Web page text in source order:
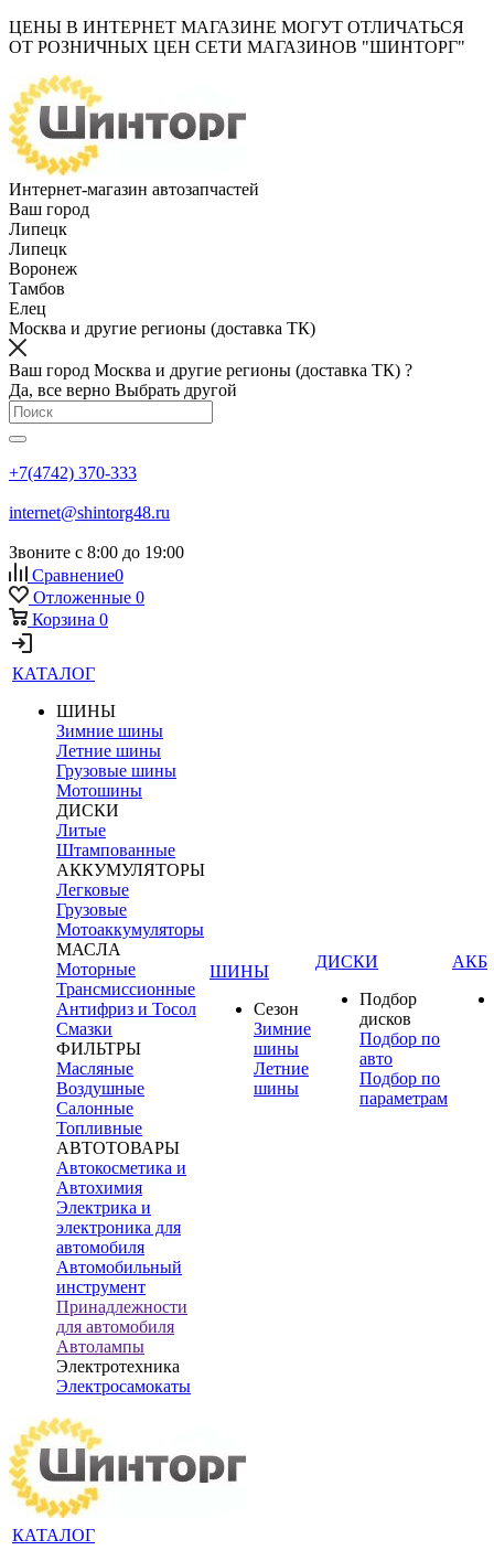
ЦЕНЫ В ИНТЕРНЕТ МАГАЗИНЕ МОГУТ ОТЛИЧАТЬСЯ
ОТ РОЗНИЧНЫХ ЦЕН СЕТИ МАГАЗИНОВ "ШИНТОРГ"
Интернет-магазин автозапчастей
Ваш город
Липецк
Липецк
Воронеж
Тамбов
Елец
Москва и другие регионы (доставка ТК)
Ваш город Москва и другие регионы (доставка ТК) ?
Да, все верно Выбрать другой
+7(4742) 370-333
internet@shintorg48.ru
Звоните с 8:00 до 19:00
Сравнение0
Отложенные 0
Корзина 0
КАТАЛОГ
ШИНЫ
Зимние шины
Летние шины
Грузовые шины
Мотошины
ДИСКИ
Литые
Штампованные
АККУМУЛЯТОРЫ
Легковые
Грузовые
Мотоаккумуляторы
МАСЛА
Моторные
Трансмиссионные
Антифриз и Тосол
Смазки
ФИЛЬТРЫ
Масляные
Воздушные
Салонные
Топливные
АВТОТОВАРЫ
Автокосметика и
Автохимия
Электрика и
электроника для
автомобиля
Автомобильный
инструмент
Принадлежности
для автомобиля
Автолампы
Электротехника
Электросамокаты
ШИНЫ
Сезон
Зимние
шины
Летние
шины
ДИСКИ
Подбор
дисков
Подбор по
авто
Подбор по
параметрам
АКБ
КАТАЛОГ